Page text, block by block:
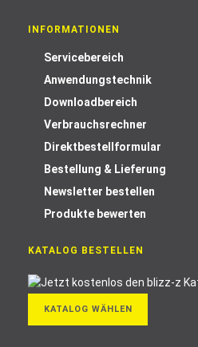
INFORMATIONEN
Servicebereich
Anwendungstechnik
Downloadbereich
Verbrauchsrechner
Direktbestellformular
Bestellung & Lieferung
Newsletter bestellen
Produkte bewerten
KATALOG BESTELLEN
KATALOG WÄHLEN